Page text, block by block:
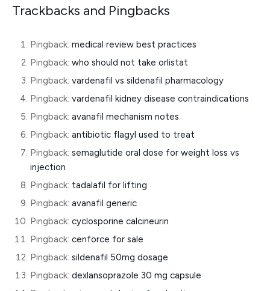
Trackbacks and Pingbacks
Pingback: medical review best practices
Pingback: who should not take orlistat
Pingback: vardenafil vs sildenafil pharmacology
Pingback: vardenafil kidney disease contraindications
Pingback: avanafil mechanism notes
Pingback: antibiotic flagyl used to treat
Pingback: semaglutide oral dose for weight loss vs
injection
Pingback: tadalafil for lifting
Pingback: avanafil generic
Pingback: cyclosporine calcineurin
Pingback: cenforce for sale
Pingback: sildenafil 50mg dosage
Pingback: dexlansoprazole 30 mg capsule